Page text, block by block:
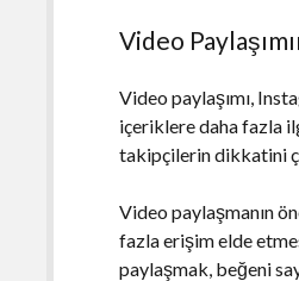
Video
Video paylaşımı,
içeriklere daha fazla
takipçilerin dikkatini
Video paylaşmanın
fazla erişim elde
paylaşmak, beğeni